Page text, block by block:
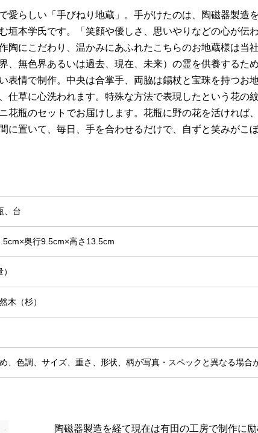
愛らしい「手びねり地蔵」。手がけたのは、陶磁器製造
垣本学氏です。「笑顔や優しさ、思いやりなどの心が伝
陶にこだわり、温かみにあふれたこちらのお地蔵様は当
、無色界あるいは過去、現在、未来）の霊を供養するた
表情で制作。中央は合掌手、両脇は錫杖と宝珠を持つお
仕草に心洗われます。特殊な方法で表現したという花の
花瓶のセットでお届けします。花瓶に野の花を活ければ
に置いて、毎日、手を合わせるだけで、自ずと笑みがこ
、台
奥行9.5cm×高さ13.5cm
木（杉）
、色調、サイズ、重さ、形状、柄が写真・スペックと異なる場合
陶磁器製造を経て現在は有田の工房で制作に